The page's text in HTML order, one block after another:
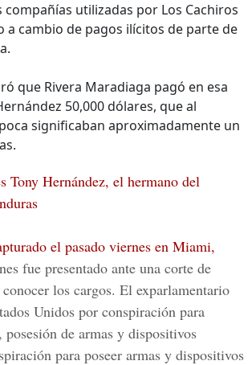
compañías utilizadas por Los Cachiros
a cambio de pagos ilícitos de parte de
que Rivera Maradiaga pagó en esa
50,000 dólares, que al
significaban aproximadamente un
Tony Hernández, el hermano del
el pasado viernes en Miami,
fue presentado ante una corte de
los cargos. El exparlamentario
Unidos por conspiración para
de armas y dispositivos
para poseer armas y dispositivos